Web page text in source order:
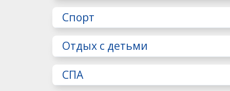
Спорт
Отдых с детьми
СПА